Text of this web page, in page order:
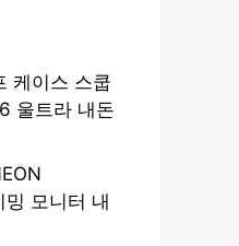
케이스 스쿱
울트라 내돈
모니터 내